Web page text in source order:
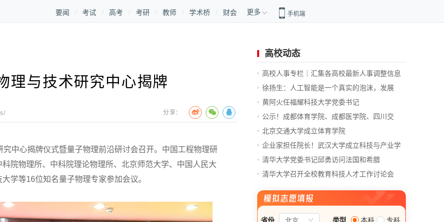
要闻 考试 高考 考研 教师 学术桥 财会 更多 手机端
理与技术研究中心揭牌
分享：
心揭牌仪式暨量子物理前沿研讨会召开。中国工程物理研
院物理所、中科院理论物理所、北京师范大学、中国人民大
学等16位知名量子物理专家参加会议。
高校动态
高校人事专栏｜汇集各高校最新人事调整信息
徐扬生：人工智能是一个真实的泡沫，发展
前...
黄阿火任福耀科技大学党委书记
公示！成都体育学院、成都医学院、四川交
通...
北京交通大学成立体育学院
企业家担任院长！武汉大学成立科技与产业学
院
清华大学党委书记邱勇访问法国和希腊
清华大学召开全校教育科技人才工作讨论会